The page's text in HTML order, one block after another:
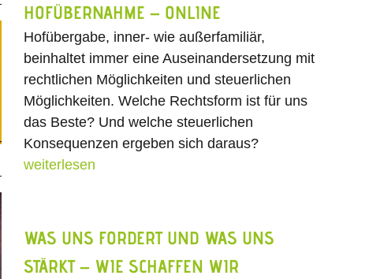
HOFÜBERNAHME – ONLINE
Hofübergabe, inner- wie außerfamiliär,
beinhaltet immer eine Auseinandersetzung mit
rechtlichen Möglichkeiten und steuerlichen
Möglichkeiten. Welche Rechtsform ist für uns
das Beste? Und welche steuerlichen
Konsequenzen ergeben sich daraus?
weiterlesen
WAS UNS FORDERT UND WAS UNS
STÄRKT – WIE SCHAFFEN WIR